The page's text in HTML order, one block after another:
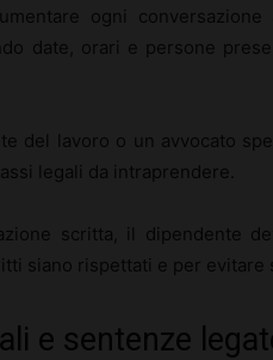
ogni
date, orari e persone
del lavoro o un avvocato
legali da intraprendere.
scritta, il dipendente
siano rispettati e per
e sentenze